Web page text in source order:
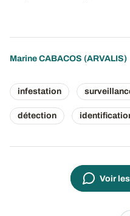
Marine CABACOS (ARVALIS)
infestation
détection
Voir